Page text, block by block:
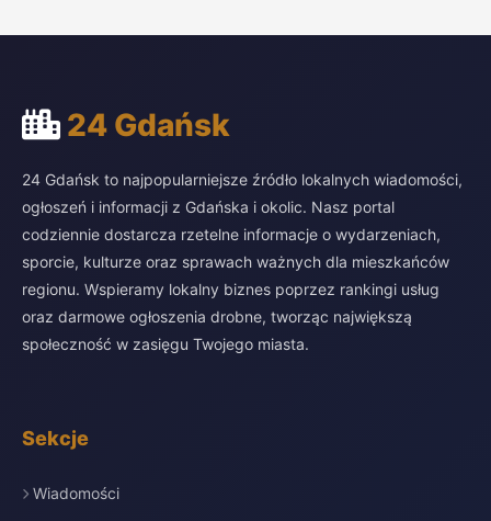
24 Gdańsk
24 Gdańsk to najpopularniejsze źródło lokalnych wiadomości,
ogłoszeń i informacji z Gdańska i okolic. Nasz portal
codziennie dostarcza rzetelne informacje o wydarzeniach,
sporcie, kulturze oraz sprawach ważnych dla mieszkańców
regionu. Wspieramy lokalny biznes poprzez rankingi usług
oraz darmowe ogłoszenia drobne, tworząc największą
społeczność w zasięgu Twojego miasta.
Sekcje
Wiadomości